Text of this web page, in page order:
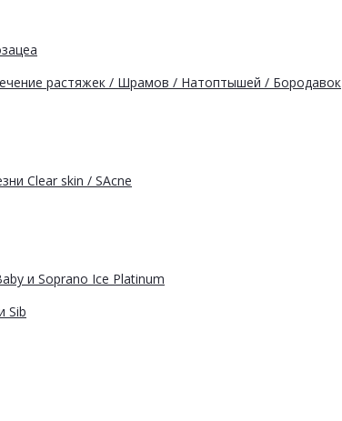
растяжек / Шрамов / Натоптышей / Бородавок
Clear skin / SAcne
и Soprano Ice Platinum
Sib